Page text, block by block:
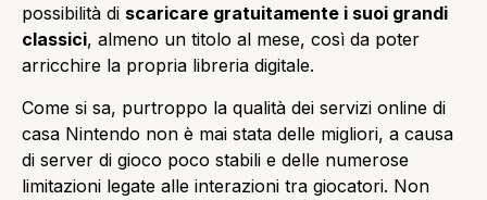
possibilità di scaricare gratuitamente i suoi grandi
classici, almeno un titolo al mese, così da poter
arricchire la propria libreria digitale.
Come si sa, purtroppo la qualità dei servizi online di
casa Nintendo non è mai stata delle migliori, a causa
di server di gioco poco stabili e delle numerose
limitazioni legate alle interazioni tra giocatori. Non